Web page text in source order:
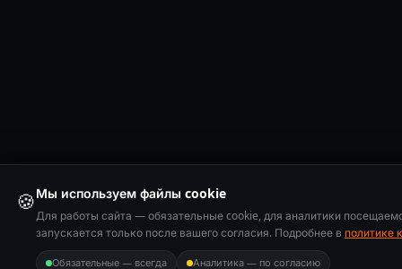
🍪Мы используем файлы cookie
Для работы сайта — обязательные cookie, для аналитики
запускается только после вашего согласия. Подробнее в политике
Обязательные — всегда Аналитика — по согласию